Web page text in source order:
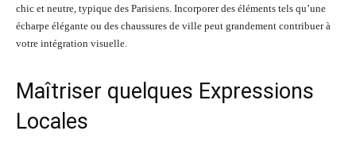
chic et neutre, typique des Parisiens. Incorporer des éléments tels qu’une
écharpe élégante ou des chaussures de ville peut grandement contribuer à
votre intégration visuelle.
Maîtriser quelques Expressions
Locales